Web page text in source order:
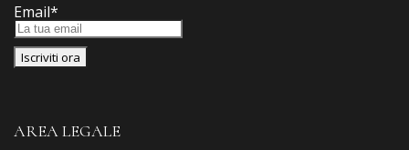
Email*
AREA LEGALE